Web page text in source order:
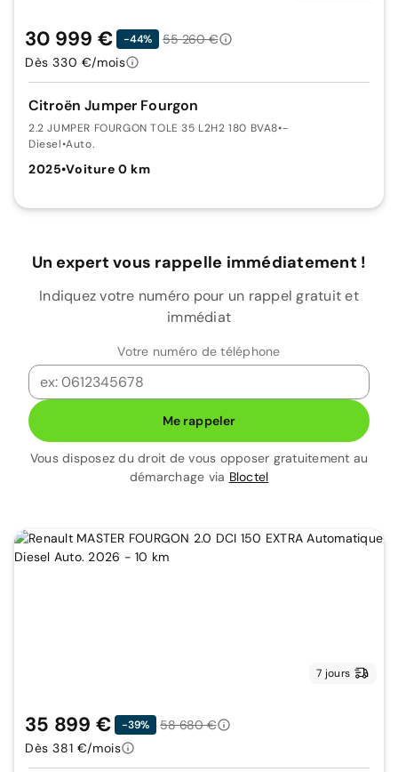
Citroën Jumper Fourgon
2.2 JUMPER FOURGON TOLE 35 L2H2 180 BVA8•-
Diesel•Auto.
2025•Voiture 0 km
30 999 € -44%
55 260 €
Dès 330 €/mois
Un expert vous rappelle immédiatement !
Indiquez votre numéro pour un rappel gratuit et
immédiat
Votre numéro de téléphone
Me rappeler
Vous disposez du droit de vous opposer gratuitement au
démarchage via Bloctel
7 jours
35 899 € -39%
58 680 €
Dès 381 €/mois